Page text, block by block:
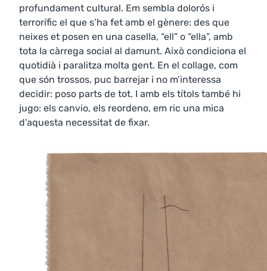
profundament cultural. Em sembla dolorós i
terrorífic el que s’ha fet amb el gènere: des que
neixes et posen en una casella, “ell” o “ella”, amb
tota la càrrega social al damunt. Això condiciona el
quotidià i paralitza molta gent. En el collage, com
que són trossos, puc barrejar i no m’interessa
decidir: poso parts de tot. I amb els títols també hi
jugo: els canvio, els reordeno, em ric una mica
d’aquesta necessitat de fixar.